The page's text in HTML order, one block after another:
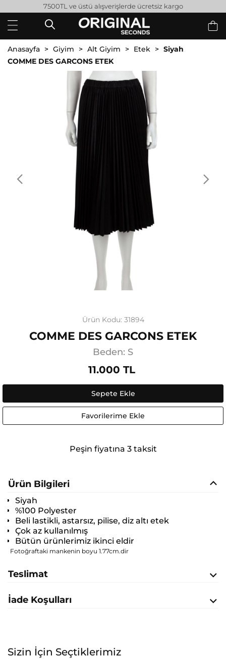
7500TL ve üstü alışverişlerde ücretsiz kargo
Anasayfa Giyim Alt Giyim Etek
Siyah
COMME DES GARCONS ETEK
Ürün Kodu: 31894
COMME DES GARCONS ETEK
Beden: S
11.000 TL
Sepete Ekle
Favorilerime Ekle
Peşin fiyatına 3 taksit
Ürün Bilgileri
Siyah
%100 Polyester
Beli lastikli, astarsız, pilise, diz altı etek
Çok az kullanılmış
Bütün ürünlerimiz ikinci eldir
Fotoğraftaki mankenin boyu 1.77cm.dir
Teslimat
İade Koşulları
Sizin İçin Seçtiklerimiz